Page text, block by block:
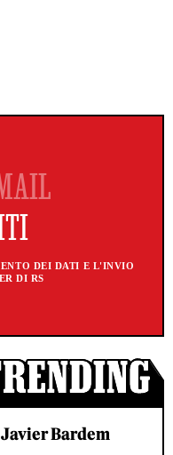
DEI DATI E L'INVIO
DI RS
Bardem